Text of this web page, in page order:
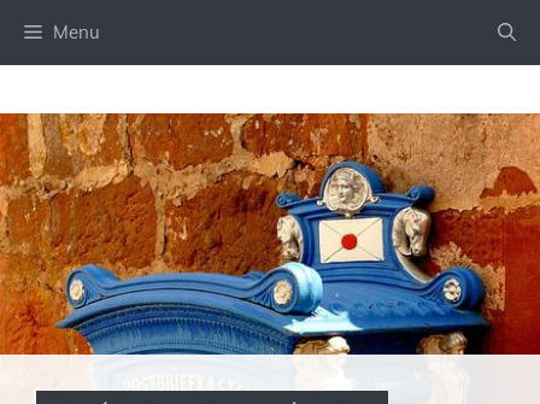
Menu